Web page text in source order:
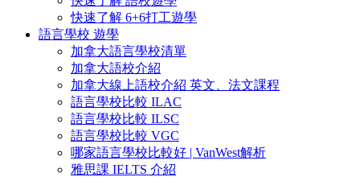
快速了解 6+6打工遊學
語言學校 遊學
加拿大語言學校清單
加拿大語校介紹
加拿大線上語校介紹 英文、法文課程
語言學校比較 ILAC
語言學校比較 ILSC
語言學校比較 VGC
哪家語言學校比較好 | VanWest解析
雅思課 IELTS 介紹